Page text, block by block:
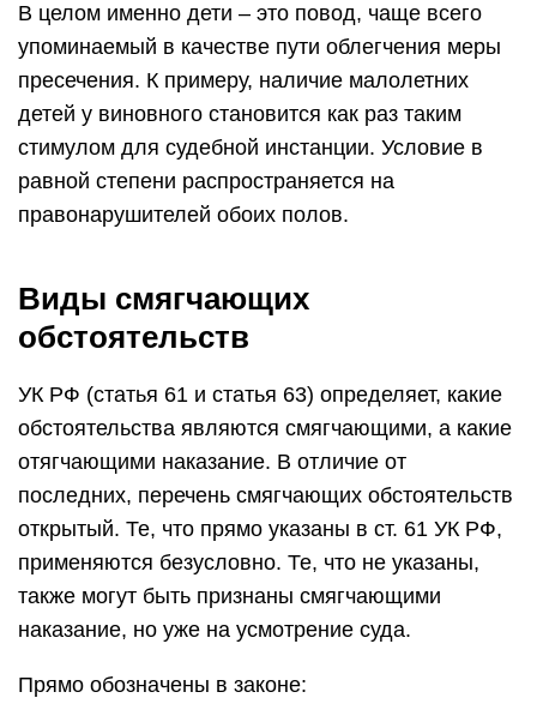
В целом именно дети – это повод, чаще всего
упоминаемый в качестве пути облегчения меры
пресечения. К примеру, наличие малолетних
детей у виновного становится как раз таким
стимулом для судебной инстанции. Условие в
равной степени распространяется на
правонарушителей обоих полов.
Виды смягчающих
обстоятельств
УК РФ (статья 61 и статья 63) определяет, какие
обстоятельства являются смягчающими, а какие
отягчающими наказание. В отличие от
последних, перечень смягчающих обстоятельств
открытый. Те, что прямо указаны в ст. 61 УК РФ,
применяются безусловно. Те, что не указаны,
также могут быть признаны смягчающими
наказание, но уже на усмотрение суда.
Прямо обозначены в законе: